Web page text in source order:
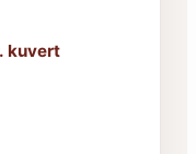
kuvert